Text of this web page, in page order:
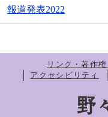
報道発表2022
リンク・著作
アクセシビリティ
野